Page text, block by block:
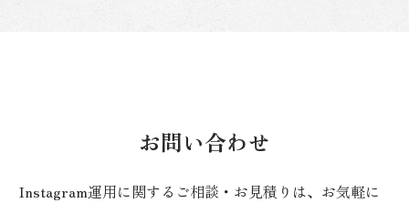
お問い合わせ
Instagram運用に関するご相談・お見積りは、お気軽に